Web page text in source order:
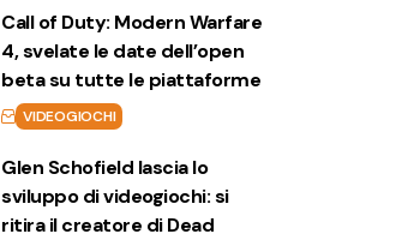
Call of Duty: Modern Warfare
4, svelate le date dell’open
beta su tutte le piattaforme
VIDEOGIOCHI
Glen Schofield lascia lo
sviluppo di videogiochi: si
ritira il creatore di Dead